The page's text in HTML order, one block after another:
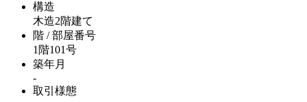
構造
木造2階建て
階 / 部屋番号
1階101号
築年月
-
取引様態